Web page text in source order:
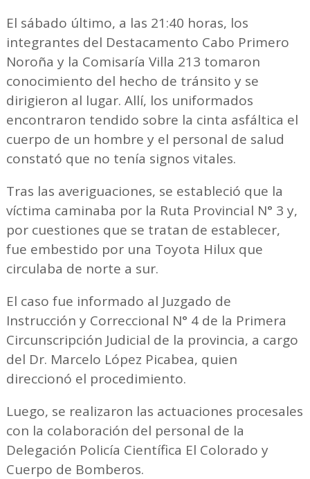
El sábado último, a las 21:40 horas, los
integrantes del Destacamento Cabo Primero
Noroña y la Comisaría Villa 213 tomaron
conocimiento del hecho de tránsito y se
dirigieron al lugar. Allí, los uniformados
encontraron tendido sobre la cinta asfáltica el
cuerpo de un hombre y el personal de salud
constató que no tenía signos vitales.
Tras las averiguaciones, se estableció que la
víctima caminaba por la Ruta Provincial N° 3 y,
por cuestiones que se tratan de establecer,
fue embestido por una Toyota Hilux que
circulaba de norte a sur.
El caso fue informado al Juzgado de
Instrucción y Correccional N° 4 de la Primera
Circunscripción Judicial de la provincia, a cargo
del Dr. Marcelo López Picabea, quien
direccionó el procedimiento.
Luego, se realizaron las actuaciones procesales
con la colaboración del personal de la
Delegación Policía Científica El Colorado y
Cuerpo de Bomberos.